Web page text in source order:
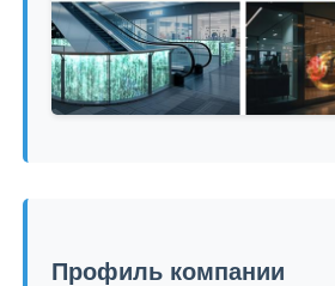
Профиль компании